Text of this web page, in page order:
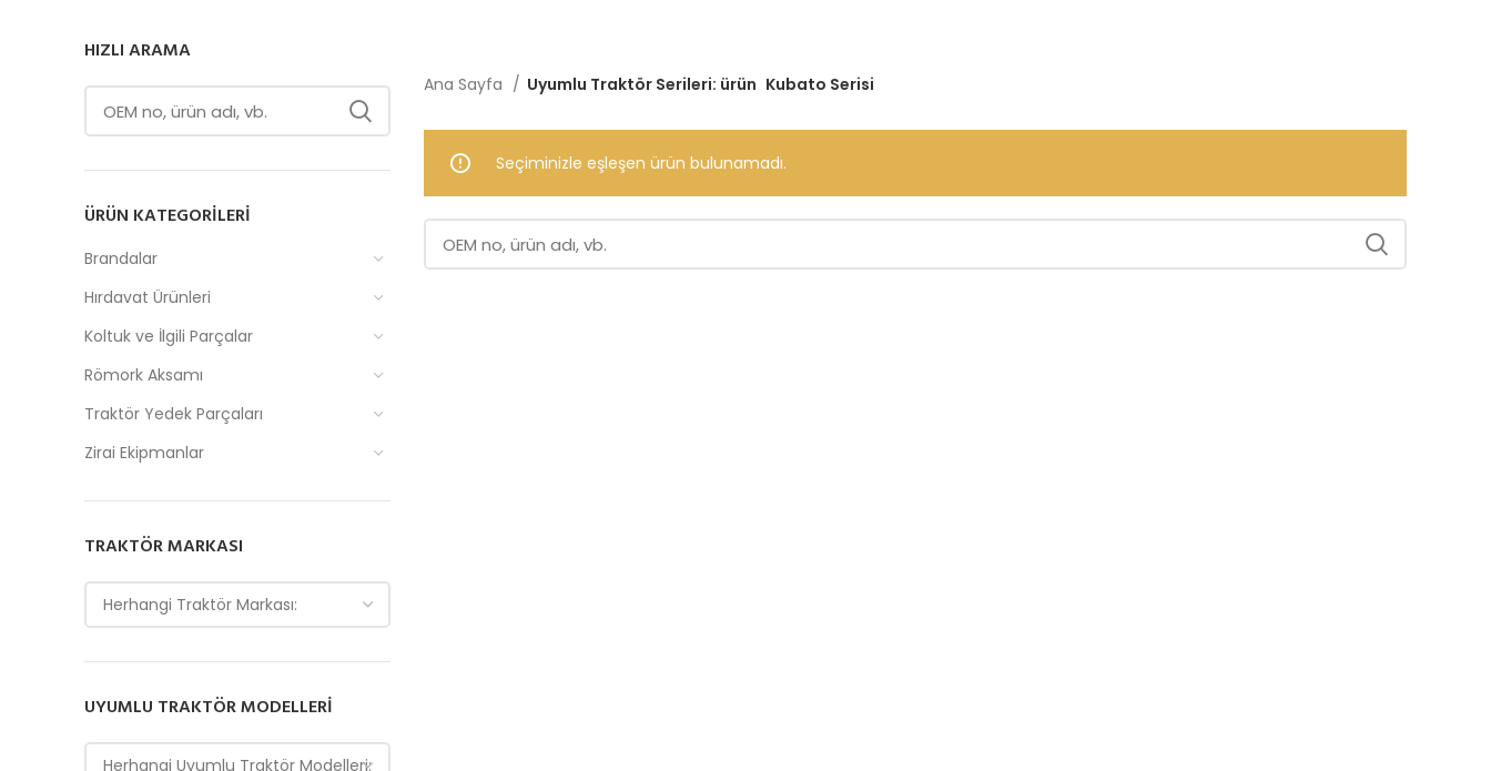
HIZLI ARAMA
ÜRÜN KATEGORILERI
Brandalar
Hırdavat Ürünleri
Koltuk ve İlgili Parçalar
Römork Aksamı
Traktör Yedek Parçaları
Zirai Ekipmanlar
TRAKTÖR MARKASI
Herhangi Traktör Markası:
UYUMLU TRAKTÖR MODELLERI
Herhangi Uyumlu Traktör Modelleri:
Ana Sayfa Uyumlu Traktör Serileri: ürün Kubato Serisi
Seçiminizle eşleşen ürün bulunamadı.